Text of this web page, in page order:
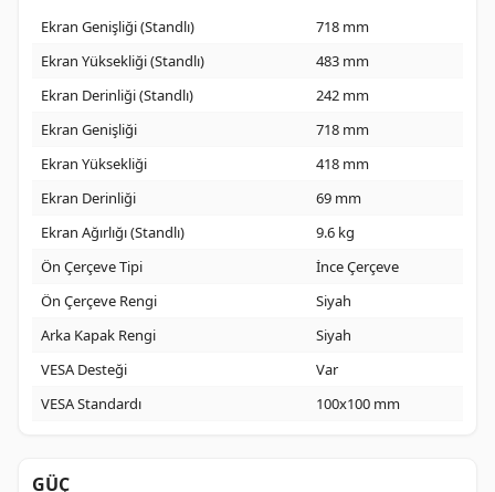
Ekran Genişliği (Standlı)
718 mm
Ekran Yüksekliği (Standlı)
483 mm
Ekran Derinliği (Standlı)
242 mm
Ekran Genişliği
718 mm
Ekran Yüksekliği
418 mm
Ekran Derinliği
69 mm
Ekran Ağırlığı (Standlı)
9.6 kg
Ön Çerçeve Tipi
İnce Çerçeve
Ön Çerçeve Rengi
Siyah
Arka Kapak Rengi
Siyah
VESA Desteği
Var
VESA Standardı
100x100 mm
GÜÇ